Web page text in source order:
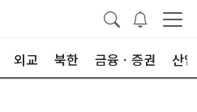
외교 북한 금융ㆍ증권 산업